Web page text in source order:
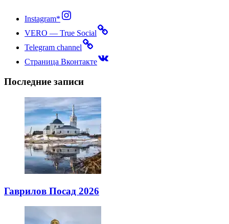
Instagram*
VERO — True Social
Telegram channel
Страница Вконтакте
Последние записи
Гаврилов Посад 2026